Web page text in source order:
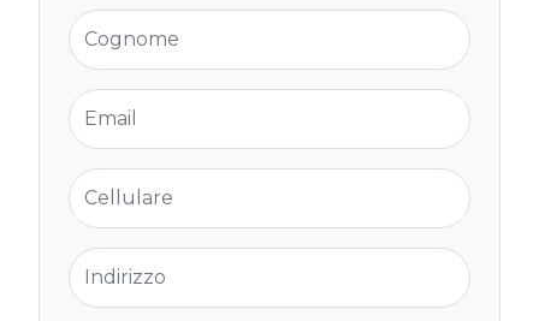
Cognome
Email
Cellulare
Indirizzo